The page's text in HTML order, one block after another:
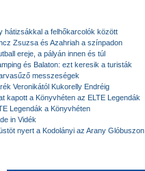
hátizsákkal a felhőkarcolók között
Zsuzsa és Azahriah a színpadon
ereje, a pályán innen és túl
és Balaton: ezt keresik a turisták
messzeségek
Veronikától Kukorelly Endréig
kapott a Könyvhéten az ELTE Legendák
Legendák a Könyvhéten
in Vidék
nyert a Kodolányi az Arany Glóbuszon